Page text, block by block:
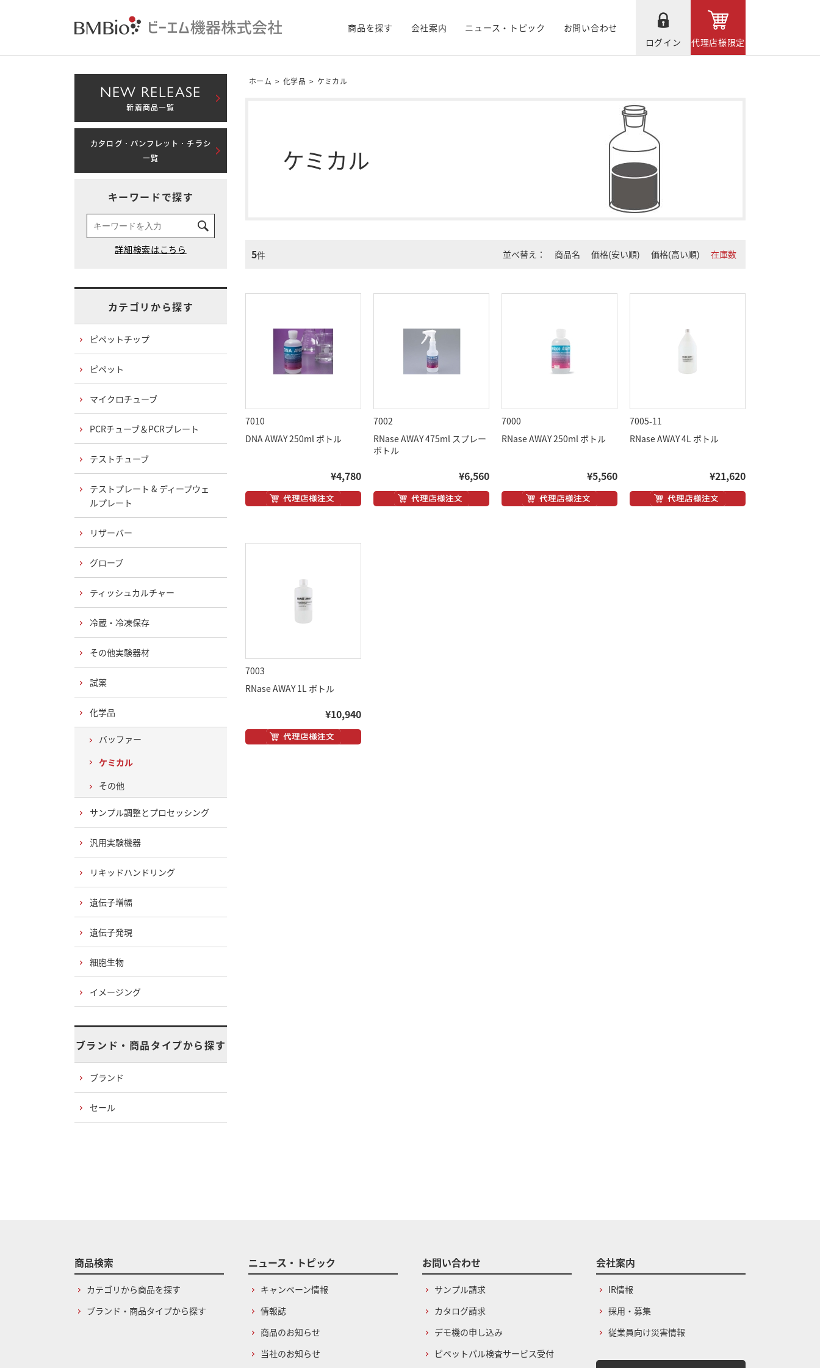
商品を探す 会社案内 ニュース・トピック
お問い合わせ
ログイン
代理店様限定
ホーム > 化学品 > ケミカル
ケミカル
並べ替え： 商品名 価格(安い順) 価格(高い順) 在庫数
5件
7010
DNA AWAY 250ml ボトル
¥4,780
7002
RNase AWAY 475ml スプレー
ボトル
¥6,560
7000
RNase AWAY 250ml ボトル
¥5,560
7005-11
RNase AWAY 4L ボトル
¥21,620
7003
RNase AWAY 1L ボトル
¥10,940
NEW RELEASE
新着商品一覧
カタログ・パンフレット・チラシ
一覧
キーワードで探す
カテゴリから探す
ピペットチップ
ピペット
マイクロチューブ
PCRチューブ＆PCRプレート
テストチューブ
テストプレート & ディープウェ
ルプレート
リザーバー
グローブ
ティッシュカルチャー
冷蔵・冷凍保存
その他実験器材
試薬
化学品
バッファー
ケミカル
その他
サンプル調整とプロセッシング
汎用実験機器
リキッドハンドリング
遺伝子増幅
遺伝子発現
細胞生物
イメージング
ブランド・商品タイプから探す
ブランド
セール
商品検索
カテゴリから商品を探す
ブランド・商品タイプから探す
ニュース・トピック
キャンペーン情報
情報誌
商品のお知らせ
当社のお知らせ
お問い合わせ
サンプル請求
カタログ請求
デモ機の申し込み
ピペットパル検査サービス受付
会社案内
IR情報
採用・募集
従業員向け災害情報